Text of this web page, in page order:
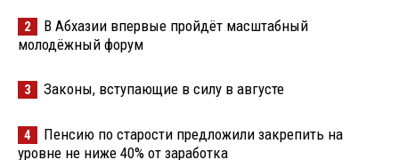
2
В Абхазии впервые пройдёт масштабный
молодёжный форум
3 Законы, вступающие в силу в августе
4
Пенсию по старости предложили закрепить на
уровне не ниже 40% от заработка